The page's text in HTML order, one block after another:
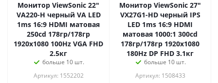
Монитор ViewSonic 22"
VA220-H черный VA LED
1ms 16:9 HDMI матовая
250cd 178гр/178гр
1920x1080 100Hz VGA FHD
2.5кг
больше 10 шт.
Артикул: 1552202
Монитор ViewSonic 27"
VX27G1-HD черный IPS
LED 1ms 16:9 HDMI
матовая 1000:1 300cd
178гр/178гр 1920x1080
180Hz DP FHD 3.1кг
больше 10 шт.
Артикул: 1508433